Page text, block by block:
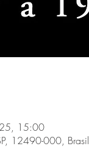
15:00
12490-000, Brasil